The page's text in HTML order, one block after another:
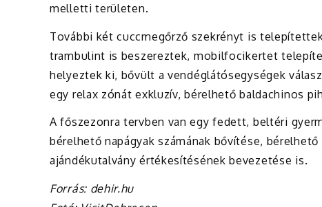
melletti területen.
További két cuccmegőrző szekrényt is
trambulint is beszereztek, mobilfocikertet
helyeztek ki, bővült a vendéglátósegységek
egy relax zónát exkluzív, bérelhető baldachinos
A főszezonra tervben van egy fedett, beltéri
bérelhető napágyak számának bővítése,
ajándékutalvány értékesítésének bevezetése is.
Forrás: dehir.hu